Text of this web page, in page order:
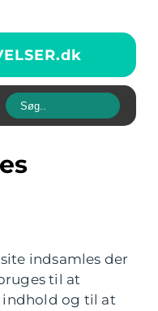
dk
indsamles der
til at
indhold og til at